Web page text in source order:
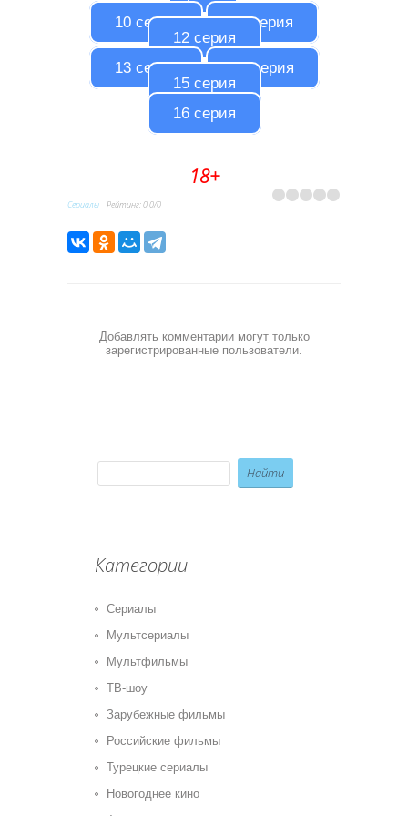
10 серия
11 серия
12 серия
13 серия
14 серия
15 серия
16 серия
18+
Сериалы Рейтинг:0.0/0
Добавлять комментарии могут только
зарегистрированные пользователи.
Категории
Сериалы
Мультсериалы
Мультфильмы
ТВ-шоу
Зарубежные фильмы
Российские фильмы
Турецкие сериалы
Новогоднее кино